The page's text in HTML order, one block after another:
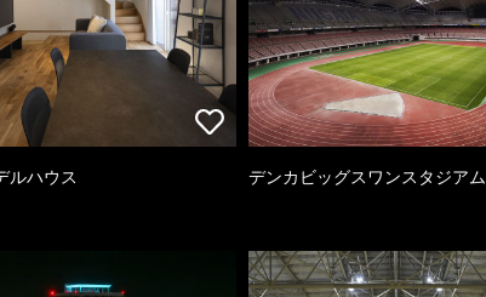
ルハウス デンカビッグスワンスタジアム